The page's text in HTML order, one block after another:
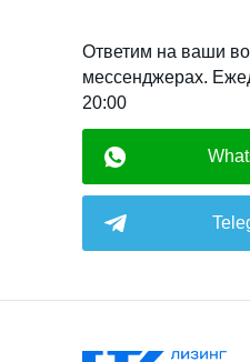
Ответим на ваши
мессенджерах.
20:00